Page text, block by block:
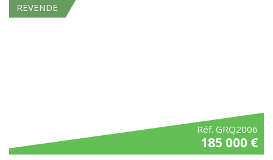
REVENDE
Réf. GRQ2006
185 000 €